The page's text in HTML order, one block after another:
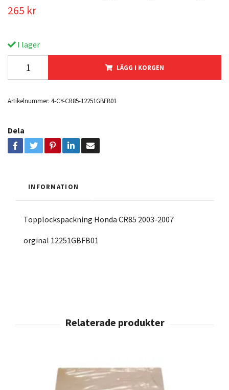
265 kr
I lager
LÄGG I KORGEN
Artikelnummer: 4-CY-CR85-12251GBFB01
Dela
INFORMATION
Topplockspackning Honda CR85 2003-2007
orginal 12251GBFB01